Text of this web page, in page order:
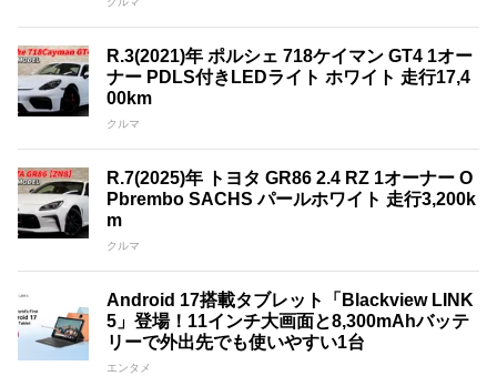
R.3(2021)年 ポルシェ 718ケイマン GT4 1オー
ナー PDLS付きLEDライト ホワイト 走行17,4
00km
クルマ
R.7(2025)年 トヨタ GR86 2.4 RZ 1オーナー O
Pbrembo SACHS パールホワイト 走行3,200k
m
クルマ
Android 17搭載タブレット「Blackview LINK
5」登場！11インチ大画面と8,300mAhバッテ
リーで外出先でも使いやすい1台
エンタメ